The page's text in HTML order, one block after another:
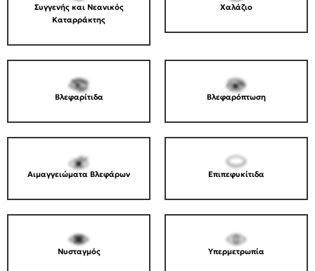
Συγγενής και Νεανικός
Καταρράκτης
Χαλάζιο
Βλεφαρίτιδα Βλεφαρόπτωση
Αιμαγγειώματα Βλεφάρων Επιπεφυκίτιδα
Νυσταγμός Υπερμετρωπία